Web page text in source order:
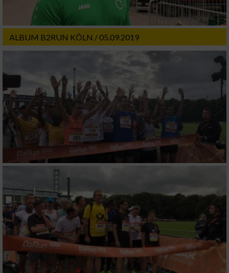
ALBUM B2RUN KÖLN / 05.09.2019